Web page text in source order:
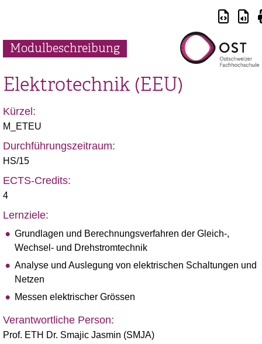
Modulbeschreibung
Elektrotechnik (EEU)
Kürzel:
M_ETEU
Durchführungszeitraum:
HS/15
ECTS-Credits:
4
Lernziele:
Grundlagen und Berechnungsverfahren der Gleich-,
Wechsel- und Drehstromtechnik
Analyse und Auslegung von elektrischen Schaltungen und
Netzen
Messen elektrischer Grössen
Verantwortliche Person:
Prof. ETH Dr. Smajic Jasmin (SMJA)